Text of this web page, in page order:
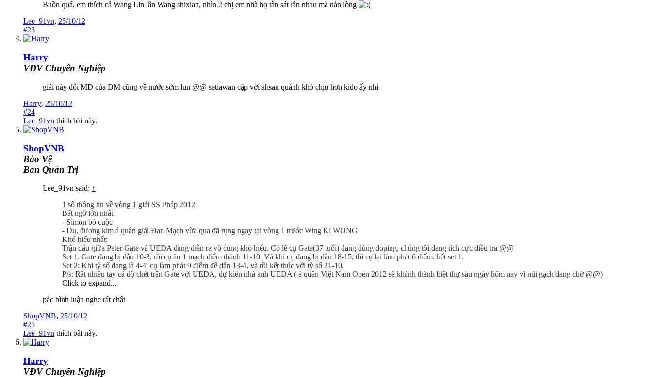
Buồn quá, em thích cả Wang Lin lẫn Wang shixian, nhìn 2 chị em nhà họ tàn sát lẫn nhau mà nản lòng
Lee_91vn, 25/10/12
#23
Harry
VĐV Chuyên Nghiệp
giải này đôi MD của ĐM cũng về nước sớm lun @@ setiawan cặp với ahsan quánh khó chịu hơn kido ấy nhỉ
Harry, 25/10/12
#24
Lee_91vn thích bài này.
ShopVNB
Bảo Vệ
Ban Quản Trị
Lee_91vn said: ↑
1 số thông tin về vòng 1 giải SS Pháp 2012
Bất ngờ lớn nhất:
- Simon bỏ cuộc
- Du, đương kim á quân giải Đan Mạch vừa qua đã rụng ngay tại vòng 1 trước Wing Ki WONG
Khó hiểu nhất:
Trận đấu giữa Peter Gate và UEDA đang diễn ra vô cùng khó hiểu. Có lẽ cụ Gate(37 tuổi) đang dùng doping, chúng tôi đang tích cực điều tra @@
Set 1: Gate đang bị dẫn 10-3, rồi cụ ăn 1 mạch điểm thành 11-10. Và khi cụ đang bị dẫn 18-15, thì cụ lại làm phát 6 điểm. hết set 1.
Set 2: Khi tỷ số đang là 4-4, cụ làm phát 9 điểm để dẫn 13-4, và rồi kết thúc với tỷ số 21-10.
P/s: Rất nhiều tay cá độ chết trận Gate với UEDA, dự kiến nhà anh UEDA ( á quân Việt Nam Open 2012 sẽ khánh thành biệt thự sau ngày hôm nay vì núi gạch đang chờ @@)
Click to expand...
pác bình luận nghe rất chất
ShopVNB, 25/10/12
#25
Lee_91vn thích bài này.
Harry
VĐV Chuyên Nghiệp